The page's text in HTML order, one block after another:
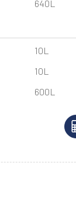
640L
10L
10L
600L